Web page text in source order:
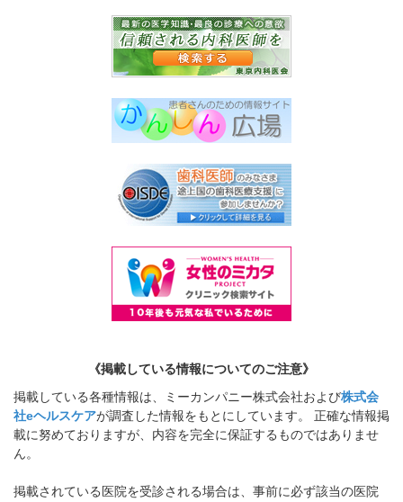
《掲載している情報についてのご注意》
掲載している各種情報は、ミーカンパニー株式会社および株式会
社eヘルスケアが調査した情報をもとにしています。 正確な情報掲
載に努めておりますが、内容を完全に保証するものではありませ
ん。
掲載されている医院を受診される場合は、事前に必ず該当の医院